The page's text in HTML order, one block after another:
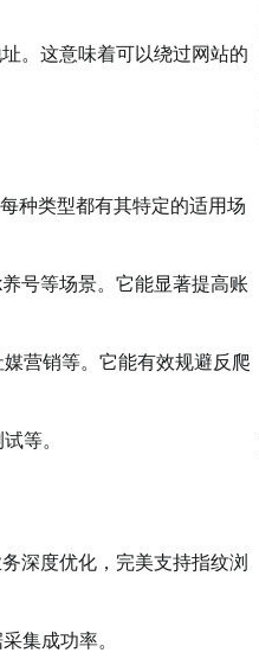
。这意味着可以绕过网站的
种类型都有其特定的适用场
号等场景。它能显著提高账
营销等。它能有效规避反爬
等。
深度优化，完美支持指纹浏
集成功率。